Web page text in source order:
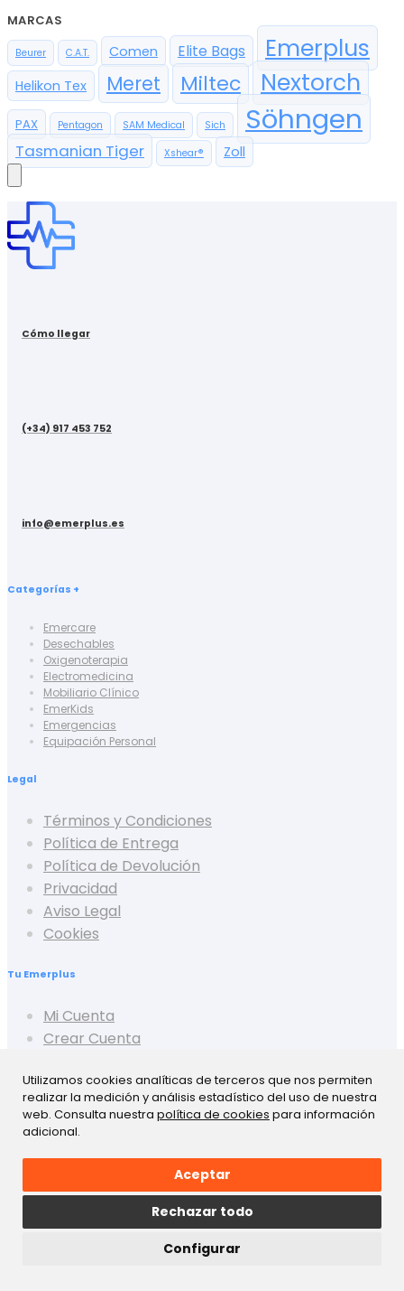
Utilizamos cookies analíticas de terceros que nos permiten
realizar la medición y análisis estadístico del uso de nuestra
web. Consulta nuestra política de cookies para información
adicional.
Aceptar
Rechazar todo
Configurar
MARCAS
Beurer C.A.T. Comen Elite Bags Emerplus
Helikon Tex Meret Miltec Nextorch
PAX Pentagon SAM Medical Sich Söhngen
Tasmanian Tiger Xshear® Zoll
Cómo llegar
(+34) 917 453 752
info@emerplus.es
Categorías +
Emercare
Desechables
Oxigenoterapia
Electromedicina
Mobiliario Clínico
EmerKids
Emergencias
Equipación Personal
Legal
Términos y Condiciones
Política de Entrega
Política de Devolución
Privacidad
Aviso Legal
Cookies
Tu Emerplus
Mi Cuenta
Crear Cuenta
Mis Pedidos
Mis Favoritos
Mis Presupuestos